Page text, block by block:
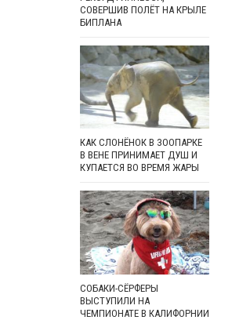
СОВЕРШИВ ПОЛЁТ НА КРЫЛЕ
БИПЛАНА
КАК СЛОНЁНОК В ЗООПАРКЕ
В ВЕНЕ ПРИНИМАЕТ ДУШ И
КУПАЕТСЯ ВО ВРЕМЯ ЖАРЫ
СОБАКИ-СЁРФЕРЫ
ВЫСТУПИЛИ НА
ЧЕМПИОНАТЕ В КАЛИФОРНИИ